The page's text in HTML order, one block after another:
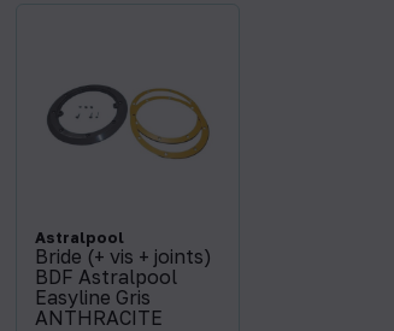
Astralpool
Bride (+ vis + joints)
BDF Astralpool
Easyline Gris
ANTHRACITE